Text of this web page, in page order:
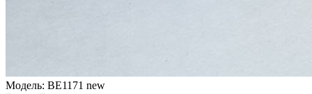
Модель: BE1171 new